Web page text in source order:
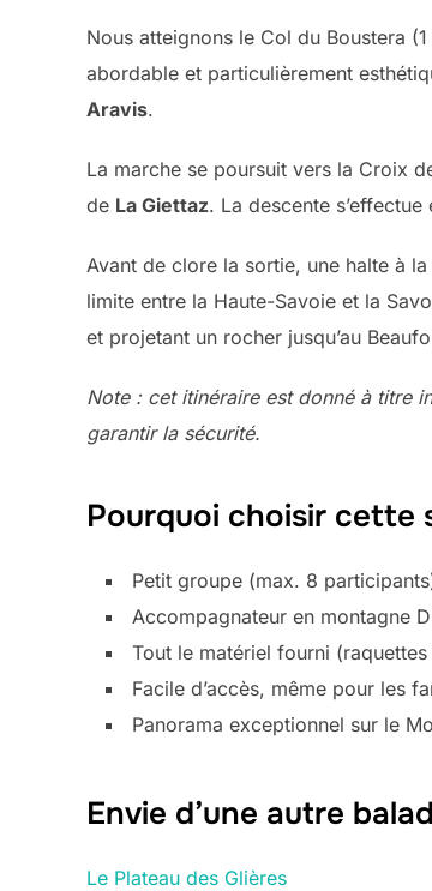
Nous atteignons le Col du Boustera
abordable et particulièrement
Aravis.
La marche se poursuit vers la Croix
de La Giettaz. La descente
Avant de clore la sortie, une halte à la
limite entre la Haute-Savoie et la
et projetant un rocher jusqu’au
Note : cet itinéraire est donné à titre
garantir la sécurité.
Pourquoi choisir cette
Petit groupe (max. 8
Accompagnateur en montagne
Tout le matériel fourni
Facile d’accès, même pour les
Panorama exceptionnel sur le
Envie d’une autre
Le Plateau des Glières